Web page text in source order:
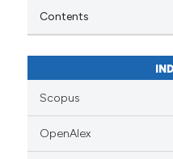
Contents
Scopus
OpenAlex